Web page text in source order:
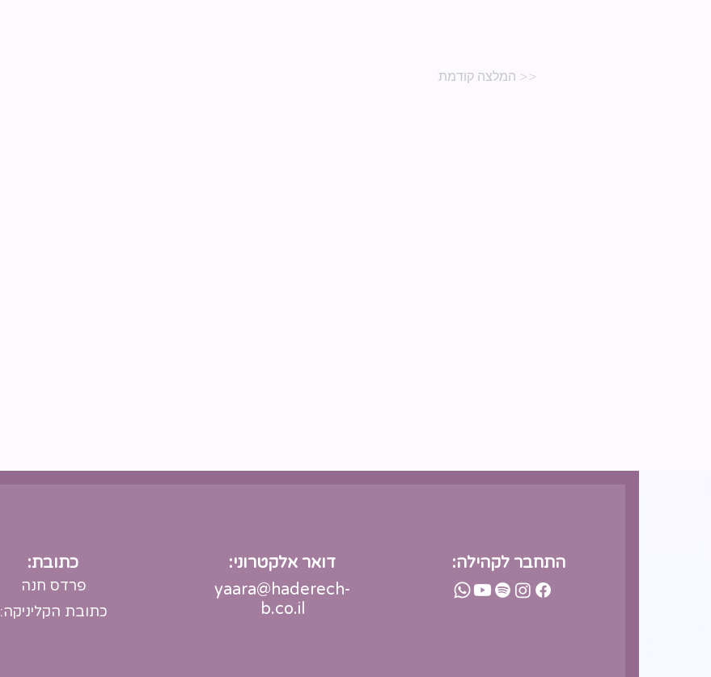
<< המלצה קודמת
כתובת:
פרדס חנה
כתובת הקליניקה:
דואר אלקטרוני:
yaara@haderech-
b.co.il
התחבר לקהילה: